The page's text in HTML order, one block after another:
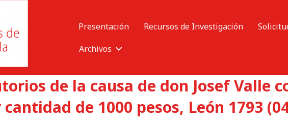
Presentación Recursos de Investigación
Archivos
de la causa de don Josef Valle
de 1000 pesos, León 1793